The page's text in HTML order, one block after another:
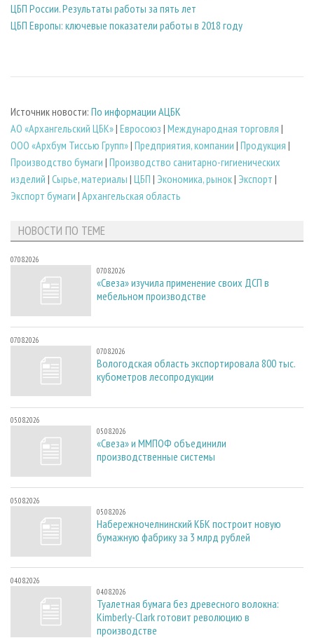
ЦБП России. Результаты работы за пять лет
ЦБП Европы: ключевые показатели работы в 2018 году
Источник новости: По информации АЦБК
АО «Архангельский ЦБК»| Евросоюз | Международная торговля |
ООО «Архбум Тиссью Групп»| Предприятия, компании | Продукция |
Производство бумаги | Производство санитарно-гигиенических
изделий | Сырье, материалы | ЦБП | Экономика, рынок| Экспорт |
Экспорт бумаги | Архангельская область
НОВОСТИ ПО ТЕМЕ
07.08.2026
07.08.2026
«Свеза» изучила применение своих ДСП в
мебельном производстве
07.08.2026
07.08.2026
Вологодская область экспортировала 800 тыс.
кубометров лесопродукции
05.08.2026
05.08.2026
«Свеза» и ММПОФ объединили
производственные системы
05.08.2026
05.08.2026
Набережночелнинский КБК построит новую
бумажную фабрику за 3 млрд рублей
04.08.2026
04.08.2026
Туалетная бумага без древесного волокна:
Kimberly-Clark готовит революцию в
производстве